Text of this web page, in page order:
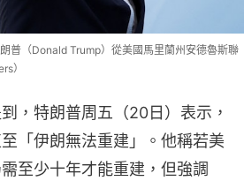
普（Donald Trump）從美國馬里蘭州安德魯斯聯
）
，特朗普周五（20日）表示，
「伊朗無法重建」。他稱若美
至少十年才能重建，但強調